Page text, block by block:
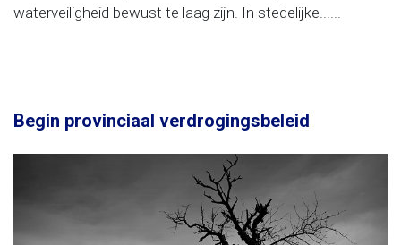
waterveiligheid bewust te laag zijn. In stedelijke......
Begin provinciaal verdrogingsbeleid